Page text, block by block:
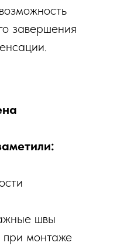
завершения
швы
монтаже